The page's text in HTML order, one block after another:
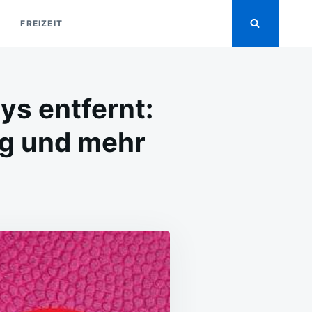
FREIZEIT
entfernt:
und mehr